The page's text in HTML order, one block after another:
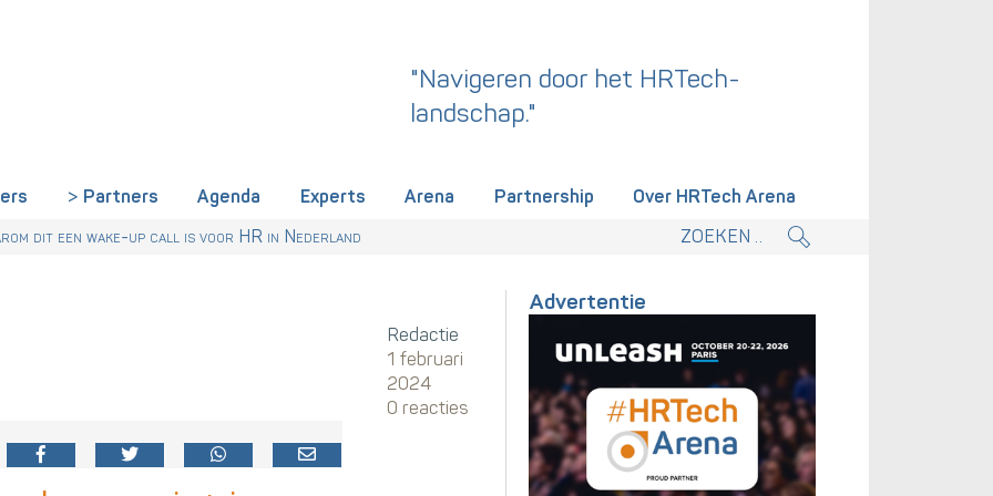
"Navigeren door het HRTech-
landschap."
Partners Agenda Experts Arena Partnership
Over HRTech Arena
kabinet. Skills-gerichte arbeidsmarkt onderdeel actieplan.
nu al regelen
een gemeenschappelijke skillstaal nodig heeft
dit een wake-up call is voor HR in Nederland
Redactie
1 februari
2024
0 reacties
Advertentie